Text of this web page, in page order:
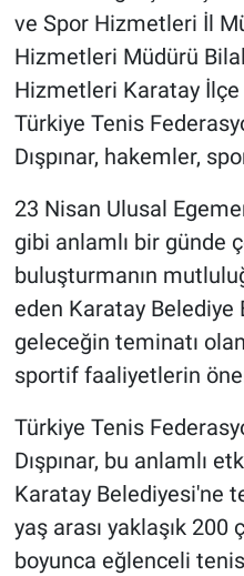
ve Spor Hizmetleri İl
Hizmetleri Müdürü
Hizmetleri Karatay
Türkiye Tenis
Dışpınar, hakemler,
23 Nisan Ulusal
gibi anlamlı bir günde
buluşturmanın
eden Karatay Belediye
geleceğin teminatı
sportif faaliyetlerin
Türkiye Tenis
Dışpınar, bu anlamlı
Karatay Belediyesi'ne
yaş arası yaklaşık 200
boyunca eğlenceli